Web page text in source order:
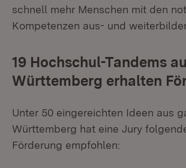
schnell mehr Menschen mit den
Kompetenzen aus- und
19 Hochschul-Tandems
Württemberg erhalten
Unter 50 eingereichten Ideen aus
Württemberg hat eine Jury
Förderung empfohlen: